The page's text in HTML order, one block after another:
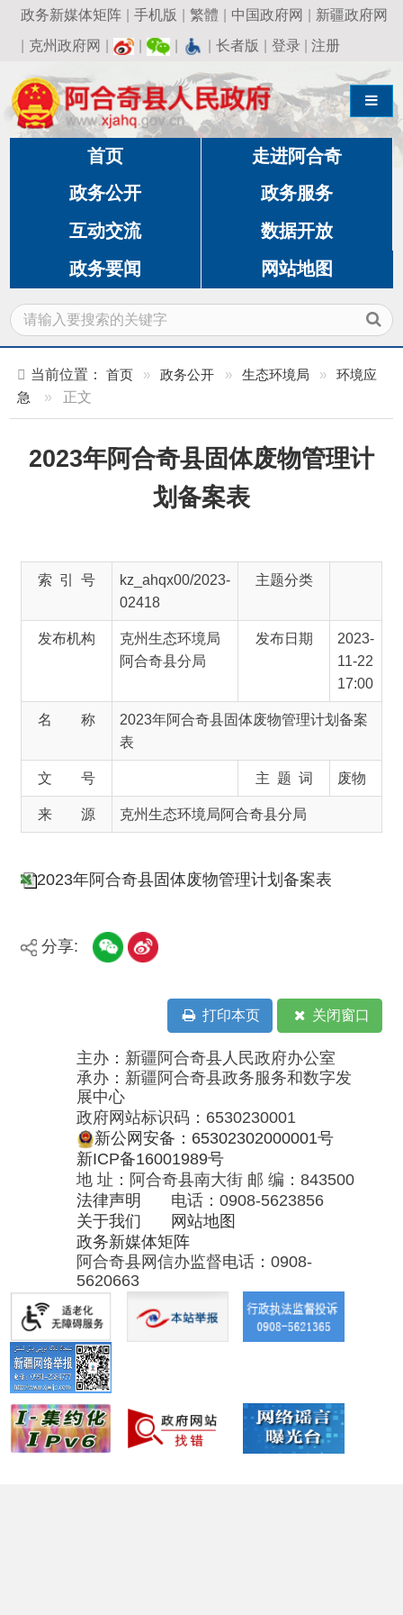
政务新媒体矩阵 | 手机版 繁體 | 中国政府网 | 新疆政府网
克州政府网 | | | 长者版 | 登录|注册
导航切换
首页 走进阿合奇
政务公开 政务服务
互动交流 数据开放
政务要闻 网站地图
急
» 正文
2023年阿合奇县固体废物管理计
划备案表
kz_ahqx00/2023-
主题分类
发布机构
克州生态环境局
阿合奇县分局
发布日期
2023-
11-22
名 称
2023年阿合奇县固体废物管理计划备案
来 源 克州生态环境局阿合奇县分局
2023年阿合奇县固体废物管理计划备案表
分享:
主办：新疆阿合奇县人民政府办公室
承办：新疆阿合奇县政务服务和数字发
新公网安备：65302302000001号
新ICP备16001989号
法律声明
电话：0908-5623856
关于我们
网站地图
政务新媒体矩阵
阿合奇县网信办监督电话：0908-
5620663